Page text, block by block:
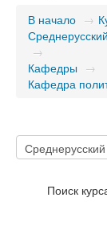
В начало →
→
Кафедры →
Кафедра
Поиск